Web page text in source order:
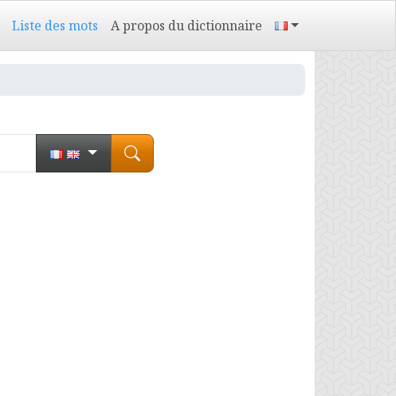
Liste des mots A propos du dictionnaire